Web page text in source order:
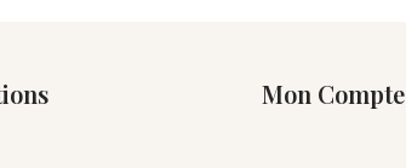
Mon Compte